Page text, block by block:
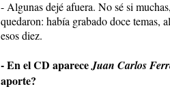
- Algunas dejé afuera. No sé si
quedaron: había grabado doce temas,
esos diez.
- En el CD apareceJuan Carlos
aporte?